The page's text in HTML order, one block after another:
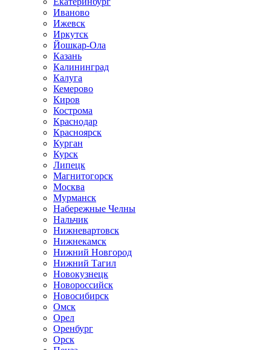
Иваново
Ижевск
Иркутск
Йошкар-Ола
Казань
Калининград
Калуга
Кемерово
Киров
Кострома
Краснодар
Красноярск
Курган
Курск
Липецк
Магнитогорск
Москва
Мурманск
Набережные Челны
Нальчик
Нижневартовск
Нижнекамск
Нижний Новгород
Нижний Тагил
Новокузнецк
Новороссийск
Новосибирск
Омск
Орел
Оренбург
Орск